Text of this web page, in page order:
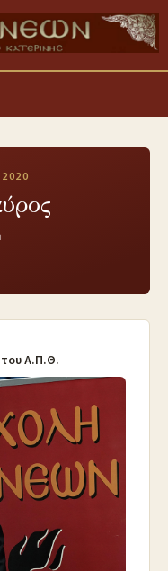
του Α.Π.Θ.